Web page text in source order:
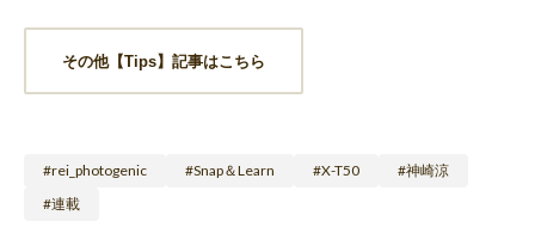
その他【Tips】記事はこちら
rei_photogenic Snap＆Learn X-T50
神崎涼
連載